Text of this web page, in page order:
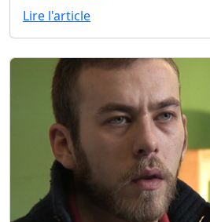
Lire l'article